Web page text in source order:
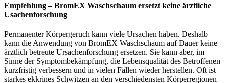
Empfehlung – BromEX Waschschaum ersetzt keine ärztliche
Usachenforschung
Permanenter Körpergeruch kann viele Ursachen haben. Deshalb
kann die Anwendung von BromEX Waschschaum auf Dauer keine
ärztlich betreute Ursachenforschung ersetzen. Sie kann aber, im
Sinne der Symptombekämpfung, die Lebensqualität des Betroffenen
kurzfristig verbessern und in vielen Fällen wieder herstellen. Oft ist
starkes ekkrines Schwitzen an den verschiedensten Körperregionen